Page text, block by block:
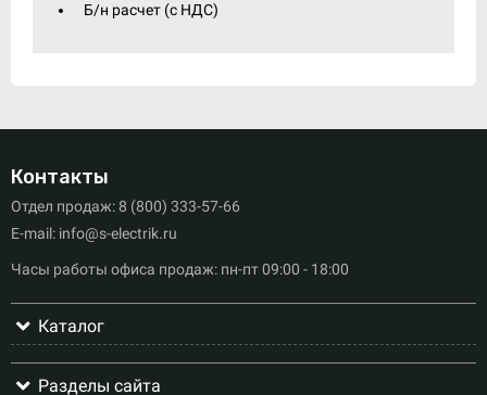
Б/н расчет (c НДС)
Контакты
Отдел продаж: 8 (800) 333-57-66
E-mail: info@s-electrik.ru
Часы работы офиса продаж: пн-пт 09:00 - 18:00
Каталог
Разделы сайта